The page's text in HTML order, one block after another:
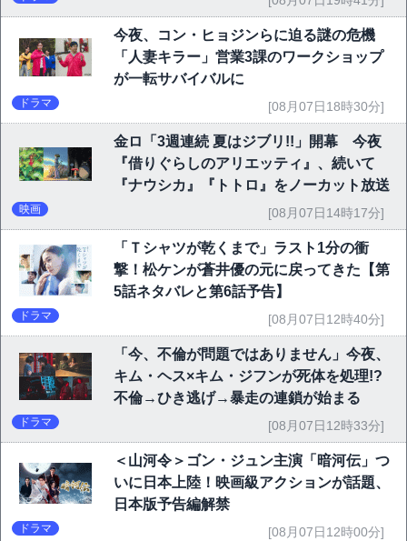
今夜、コン・ヒョジンらに迫る謎の危機
「人妻キラー」営業3課のワークショップ
が一転サバイバルに
ドラマ [08月07日18時30分]
金ロ「3週連続 夏はジブリ!!」開幕 今夜
『借りぐらしのアリエッティ』、続いて
『ナウシカ』『トトロ』をノーカット放送
映画 [08月07日14時17分]
「Ｔシャツが乾くまで」ラスト1分の衝
撃！松ケンが蒼井優の元に戻ってきた【第
5話ネタバレと第6話予告】
ドラマ [08月07日12時40分]
「今、不倫が問題ではありません」今夜、
キム・ヘス×キム・ジフンが死体を処理!?
不倫→ひき逃げ→暴走の連鎖が始まる
ドラマ [08月07日12時33分]
＜山河令＞ゴン・ジュン主演「暗河伝」つ
いに日本上陸！映画級アクションが話題、
日本版予告編解禁
ドラマ [08月07日12時00分]